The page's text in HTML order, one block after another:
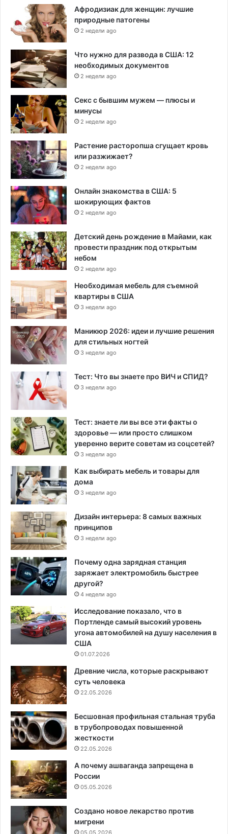
Афродизиак для женщин: лучшие
природные патогены
2 недели ago
Что нужно для развода в США: 12
необходимых документов
2 недели ago
Секс с бывшим мужем — плюсы и
минусы
2 недели ago
Растение расторопша сгущает кровь
или разжижает?
2 недели ago
Онлайн знакомства в США: 5
шокирующих фактов
2 недели ago
Детский день рождение в Майами, как
провести праздник под открытым
небом
2 недели ago
Необходимая мебель для съемной
квартиры в США
3 недели ago
Маникюр 2026: идеи и лучшие решения
для стильных ногтей
3 недели ago
Тест: Что вы знаете про ВИЧ и СПИД?
3 недели ago
Тест: знаете ли вы все эти факты о
здоровье — или просто слишком
уверенно верите советам из соцсетей?
3 недели ago
Как выбирать мебель и товары для
дома
3 недели ago
Дизайн интерьера: 8 самых важных
принципов
3 недели ago
Почему одна зарядная станция
заряжает электромобиль быстрее
другой?
4 недели ago
Исследование показало, что в
Портленде самый высокий уровень
угона автомобилей на душу населения в
США
01.07.2026
Древние числа, которые раскрывают
суть человека
22.05.2026
Бесшовная профильная стальная труба
в трубопроводах повышенной
жесткости
22.05.2026
А почему ашваганда запрещена в
России
05.05.2026
Создано новое лекарство против
мигрени